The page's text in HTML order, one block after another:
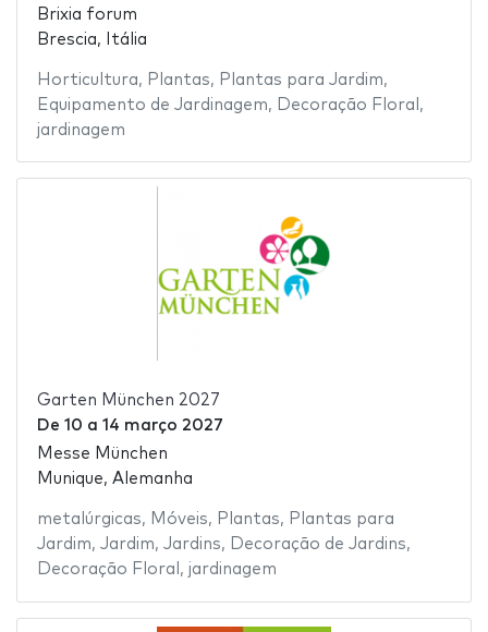
Brixia forum
Brescia, Itália
Horticultura, Plantas, Plantas para Jardim,
Equipamento de Jardinagem, Decoração Floral ,
jardinagem
Garten München 2027
De 10 a 14 março 2027
Messe München
Munique, Alemanha
metalúrgicas, Móveis, Plantas, Plantas para
Jardim, Jardim, Jardins, Decoração de Jardins,
Decoração Floral , jardinagem